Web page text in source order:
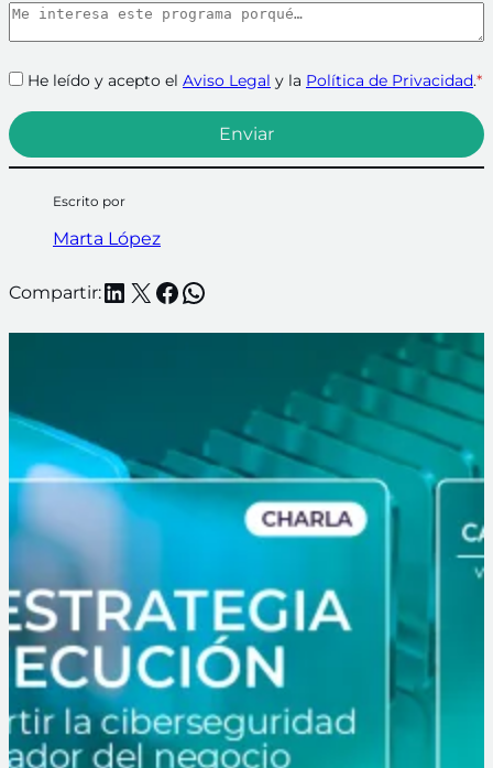
He leído y acepto el Aviso Legal y la Política de Privacidad.*
Escrito por
Marta López
Compartir:LinkedIn
X Facebook
WhatsApp